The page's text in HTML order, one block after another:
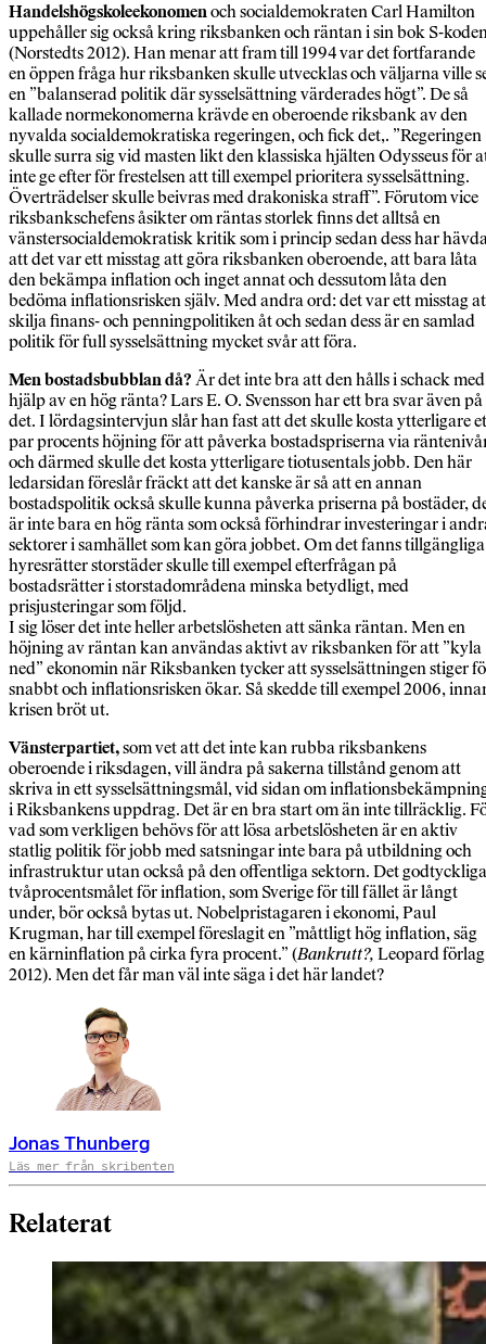
Handelshögskoleekonomenoch socialdemokraten Carl Hamilton
uppehåller sig också kring riksbanken och räntan i sin bok S-
(Norstedts 2012). Han menar att fram till 1994 var det fortfarande
en öppen fråga hur riksbanken skulle utvecklas och väljarna ville
en ”balanserad politik där sysselsättning värderades högt”. De så
kallade normekonomerna krävde en oberoende riksbank av den
nyvalda socialdemokratiska regeringen, och fick det,. ”Regeringen
skulle surra sig vid masten likt den klassiska hjälten Odysseus för
inte ge efter för frestelsen att till exempel prioritera sysselsättning.
Överträdelser skulle beivras med drakoniska straff”. Förutom vice
riksbankschefens åsikter om räntas storlek finns det alltså en
vänstersocialdemokratisk kritik som i princip sedan dess har
att det var ett misstag att göra riksbanken oberoende, att bara låta
den bekämpa inflation och inget annat och dessutom låta den
bedöma inflationsrisken själv. Med andra ord: det var ett misstag
skilja finans- och penningpolitiken åt och sedan dess är en samlad
politik för full sysselsättning mycket svår att föra.
Men bostadsbubblan då? Är det inte bra att den hålls i schack med
hjälp av en hög ränta? Lars E. O. Svensson har ett bra svar även på
det. I lördagsintervjun slår han fast att det skulle kosta ytterligare
par procents höjning för att påverka bostadspriserna via
och därmed skulle det kosta ytterligare tiotusentals jobb. Den här
ledarsidan föreslår fräckt att det kanske är så att en annan
bostadspolitik också skulle kunna påverka priserna på bostäder,
är inte bara en hög ränta som också förhindrar investeringar i
sektorer i samhället som kan göra jobbet. Om det fanns tillgängliga
hyresrätter storstäder skulle till exempel efterfrågan på
bostadsrätter i storstadområdena minska betydligt, med
prisjusteringar som följd.
I sig löser det inte heller arbetslösheten att sänka räntan. Men en
höjning av räntan kan användas aktivt av riksbanken för att ”kyla
ned” ekonomin när Riksbanken tycker att sysselsättningen stiger
snabbt och inflationsrisken ökar. Så skedde till exempel 2006,
krisen bröt ut.
Vänsterpartiet,som vet att det inte kan rubba riksbankens
oberoende i riksdagen, vill ändra på sakerna tillstånd genom att
skriva in ett sysselsättningsmål, vid sidan om
i Riksbankens uppdrag. Det är en bra start om än inte tillräcklig.
vad som verkligen behövs för att lösa arbetslösheten är en aktiv
statlig politik för jobb med satsningar inte bara på utbildning och
infrastruktur utan också på den offentliga sektorn. Det godtyckliga
tvåprocentsmålet för inflation, som Sverige för till fället är långt
under, bör också bytas ut. Nobelpristagaren i ekonomi, Paul
Krugman, har till exempel föreslagit en ”måttligt hög inflation, säg
en kärninflation på cirka fyra procent.” (Bankrutt?, Leopard
2012). Men det får man väl inte säga i det här landet?
Jonas Thunberg
Läs mer från skribenten
Relaterat